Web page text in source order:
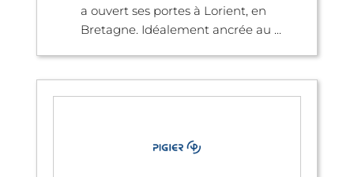
a ouvert ses portes à Lorient, en
Bretagne. Idéalement ancrée au ...